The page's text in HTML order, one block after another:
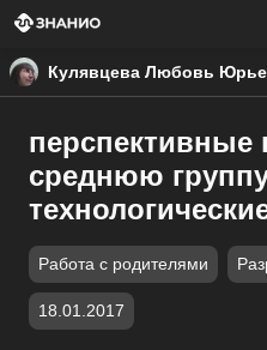
Кулявцева Любовь
перспективные
среднюю
Работа с родителями
18.01.2017